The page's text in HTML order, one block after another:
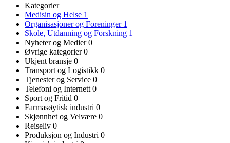
Kategorier
Medisin og Helse 1
Organisasjoner og Foreninger 1
Skole, Utdanning og Forskning 1
Nyheter og Medier0
Øvrige kategorier0
Ukjent bransje 0
Transport og Logistikk 0
Tjenester og Service 0
Telefoni og Internett 0
Sport og Fritid 0
Farmasøytisk industri 0
Skjønnhet og Velvære 0
Reiseliv 0
Produksjon og Industri 0